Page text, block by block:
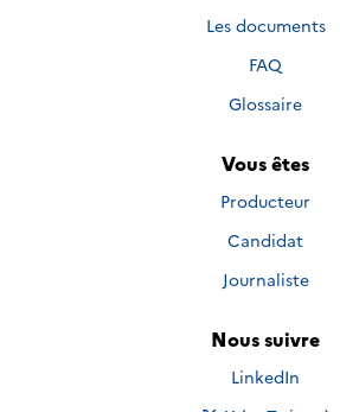
Les documents
FAQ
Glossaire
Vous êtes
Producteur
Candidat
Journaliste
Nous suivre
Nous suivre sur
LinkedIn